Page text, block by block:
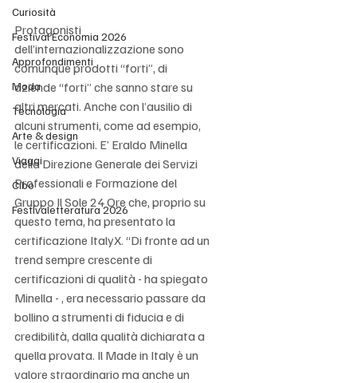
Curiosità
Festival Economia 2026
Approfondimenti
Moda
Tecnologia
Arte & design
Viaggi
Cibo
Festivaletteratura 2026
Protagonisti
dell’internazionalizzazione sono
comunque prodotti “forti”, di
aziende “forti” che sanno stare su
altri mercati. Anche con l’ausilio di
alcuni strumenti, come ad esempio,
le certificazioni. E’ Eraldo Minella
della Direzione Generale dei Servizi
Professionali e Formazione del
Gruppo Il Sole 24 Ore che, proprio su
questo tema, ha presentato la
certificazione ItalyX. “Di fronte ad un
trend sempre crescente di
certificazioni di qualità - ha spiegato
Minella - , era necessario passare da
bollino a strumenti di fiducia e di
credibilità, dalla qualità dichiarata a
quella provata. Il Made in Italy è un
valore straordinario ma anche un